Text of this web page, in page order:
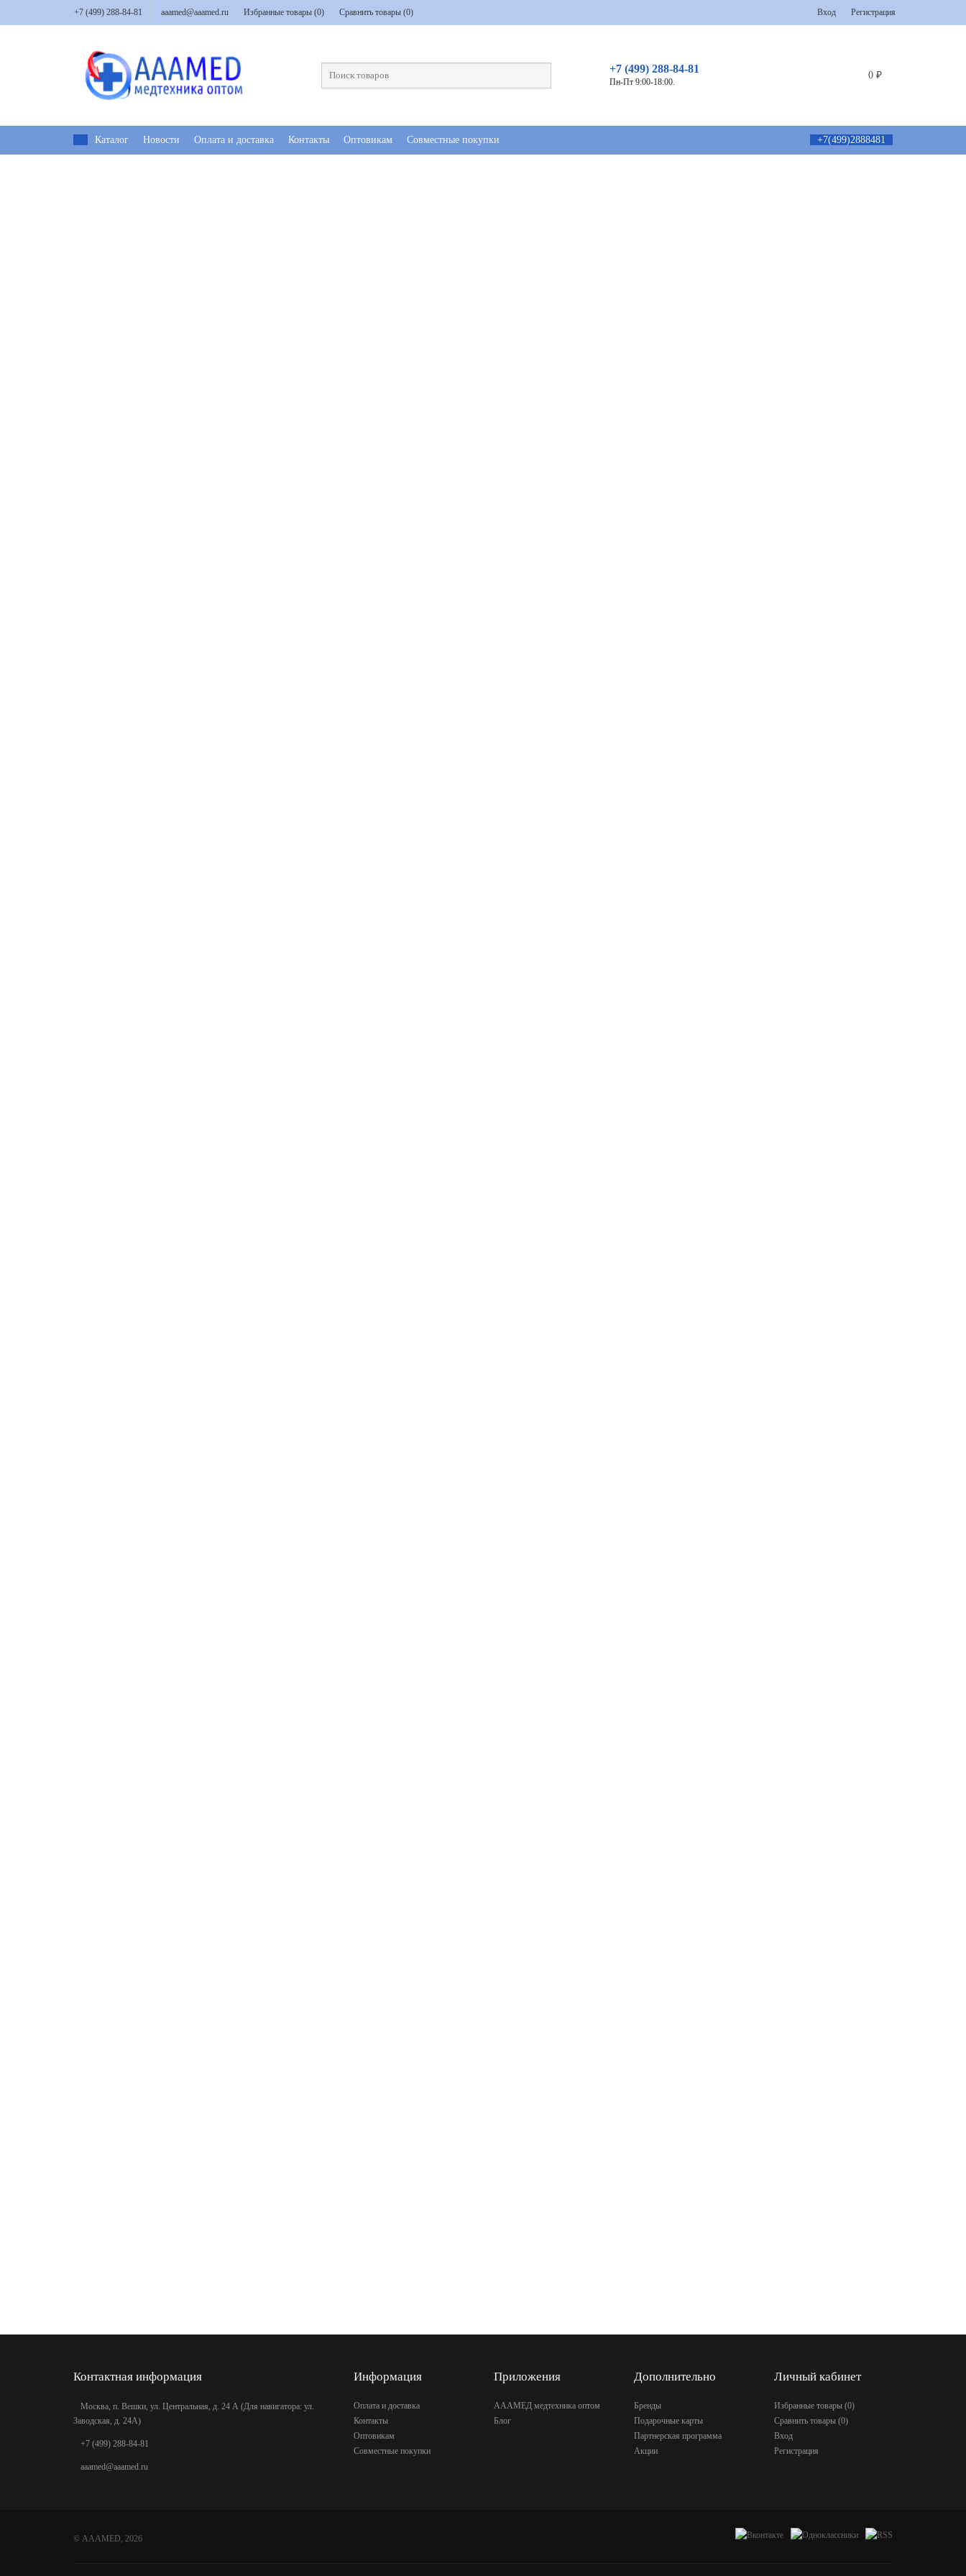
+7 (499) 288-84-81 aaamed@aaamed.ru Избранные товары (0) Сравнить товары (0) Вход Регистрация
+7 (499) 288-84-81
Пн-Пт 9:00-18:00.
0 ₽
Каталог Новости Оплата и доставка Контакты Оптовикам Совместные покупки +7(499)2888481
Контактная информация
Москва, п. Вешки, ул. Центральная, д. 24 А (Для навигатора: ул.
Заводская, д. 24А)
+7 (499) 288-84-81
aaamed@aaamed.ru
Информация
Оплата и доставка
Контакты
Оптовикам
Совместные покупки
Приложения
АААМЕД медтехника оптом
Блог
Дополнительно
Бренды
Подарочные карты
Партнерская программа
Акции
Личный кабинет
Избранные товары (0)
Сравнить товары (0)
Вход
Регистрация
© AAAMED, 2026